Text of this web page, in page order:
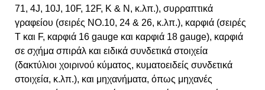
71, 4J, 10J, 10F, 12F, K & N, κ.λπ.), συρραπτικά
γραφείου (σειρές NO.10, 24 & 26, κ.λπ.), καρφιά (σειρές
T και F, καρφιά 16 gauge και καρφιά 18 gauge), καρφιά
σε σχήμα σπιράλ και ειδικά συνδετικά στοιχεία
(δακτύλιοι χοιρινού κύματος, κυματοειδείς συνδετικά
στοιχεία, κ.λπ.), και μηχανήματα, όπως μηχανές